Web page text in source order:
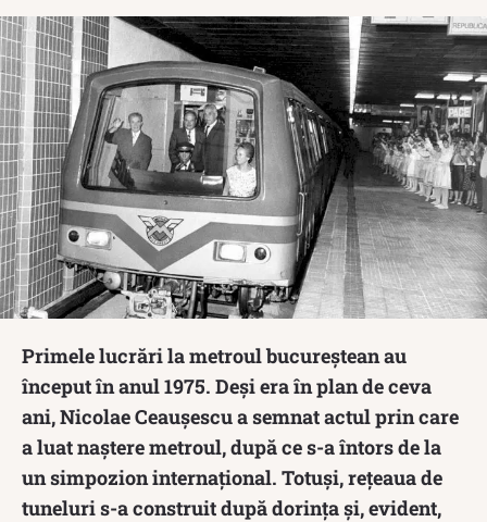
Primele lucrări la metroul bucureștean au
început în anul 1975. Deși era în plan de ceva
ani, Nicolae Ceaușescu a semnat actul prin care
a luat naștere metroul, după ce s-a întors de la
un simpozion internațional. Totuși, rețeaua de
tuneluri s-a construit după dorința și, evident,